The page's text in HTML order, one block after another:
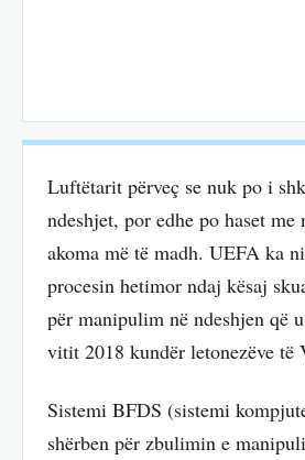
Luftëtarit përveç se nuk po i
ndeshjet, por edhe po haset me
akoma më të madh. UEFA ka
procesin hetimor ndaj kësaj
për manipulim në ndeshjen që
vitit 2018 kundër letonezëve të
Sistemi BFDS (sistemi
shërben për zbulimin e